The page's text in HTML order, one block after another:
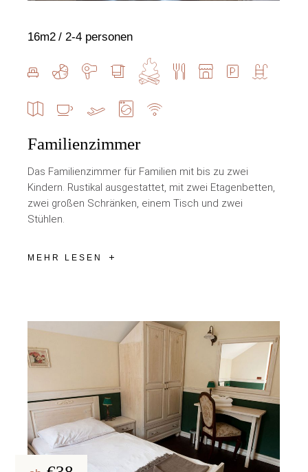
Familienzimmer
Das Familienzimmer für Familien mit bis zu zwei
Kindern. Rustikal ausgestattet, mit zwei Etagenbetten,
zwei großen Schränken, einem Tisch und zwei
Stühlen.
MEHR LESEN
16m2 2-4 personen